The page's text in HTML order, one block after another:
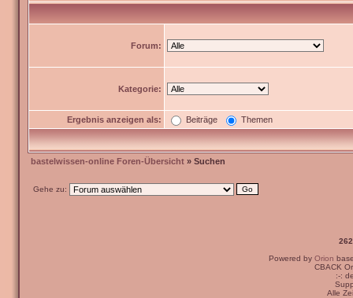
Forum:
Kategorie:
Ergebnis anzeigen als: Beiträge Themen
bastelwissen-online Foren-Übersicht » Suchen
Gehe zu:
Powered by Orion
CBACK
:-:
Alle